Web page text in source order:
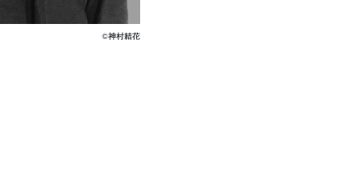
©神村結花